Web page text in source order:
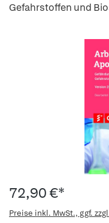
Gefahrstoffen und
72,90 €*
Preise inkl. MwSt., ggf.